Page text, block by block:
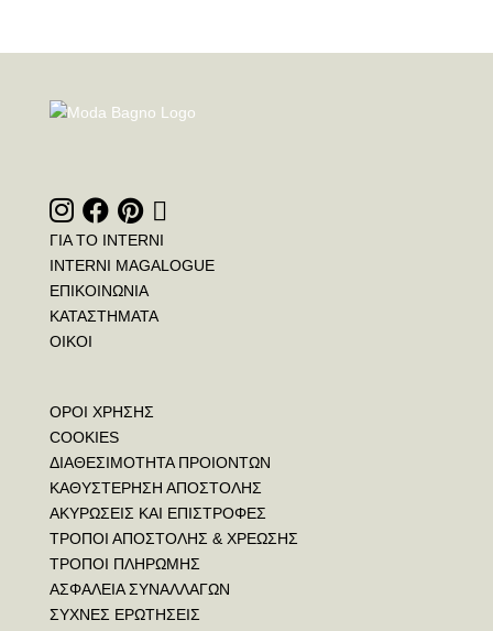
ΓΙΑ ΤΟ INTERNI
INTERNI MAGALOGUE
ΕΠΙΚΟΙΝΩΝΙΑ
ΚΑΤΑΣΤΗΜΑΤΑ
ΟΙΚΟΙ
ΟΡΟΙ ΧΡΗΣΗΣ
COOKIES
ΔΙΑΘΕΣΙΜΟΤΗΤΑ ΠΡΟΙΟΝΤΩΝ
ΚΑΘΥΣΤΕΡΗΣΗ ΑΠΟΣΤΟΛΗΣ
ΑΚΥΡΩΣΕΙΣ ΚΑΙ ΕΠΙΣΤΡΟΦΕΣ
ΤΡΟΠΟΙ ΑΠΟΣΤΟΛΗΣ & ΧΡΕΩΣΗΣ
ΤΡΟΠΟΙ ΠΛΗΡΩΜΗΣ
ΑΣΦΑΛΕΙΑ ΣΥΝΑΛΛΑΓΩΝ
ΣΥΧΝΕΣ ΕΡΩΤΗΣΕΙΣ